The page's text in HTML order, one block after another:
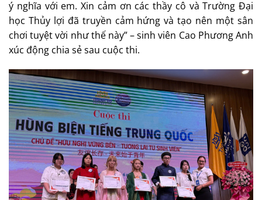
ý nghĩa với em. Xin cảm ơn các thầy cô và Trường Đại
học Thủy lợi đã truyền cảm hứng và tạo nên một sân
chơi tuyệt vời như thế này” – sinh viên Cao Phương Anh
xúc động chia sẻ sau cuộc thi.